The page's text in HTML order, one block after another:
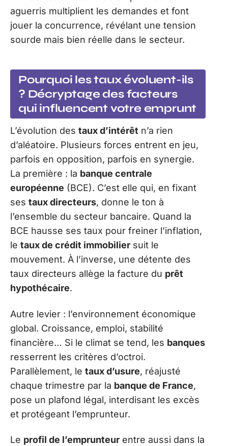
aguerris multiplient les demandes et font
jouer la concurrence, révélant une tension
sourde mais bien réelle dans le secteur.
Pourquoi les taux évoluent-ils
? Décryptage des facteurs
qui influencent votre emprunt
L’évolution des taux d’intérêt n’a rien
d’aléatoire. Plusieurs forces entrent en jeu,
parfois en opposition, parfois en synergie.
La première : la banque centrale
européenne (BCE). C’est elle qui, en fixant
ses taux directeurs, donne le ton à
l’ensemble du secteur bancaire. Quand la
BCE hausse ses taux pour freiner l’inflation,
le taux de crédit immobilier suit le
mouvement. À l’inverse, une détente des
taux directeurs allège la facture du prêt
hypothécaire.
Autre levier : l’environnement économique
global. Croissance, emploi, stabilité
financière… Si le climat se tend, les banques
resserrent les critères d’octroi.
Parallèlement, le taux d’usure, réajusté
chaque trimestre par la banque de France,
pose un plafond légal, interdisant les excès
et protégeant l’emprunteur.
Le profil de l’emprunteur entre aussi dans la